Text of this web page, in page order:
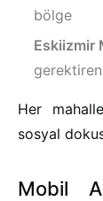
bölge
Eskiizmir
Her
sosyal
Mobil